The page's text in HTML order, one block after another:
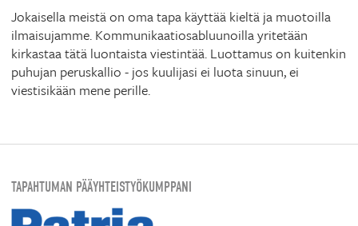
Jokaisella meistä on oma tapa käyttää kieltä ja muotoilla
ilmaisujamme. Kommunikaatiosabluunoilla yritetään
kirkastaa tätä luontaista viestintää. Luottamus on kuitenkin
puhujan peruskallio - jos kuulijasi ei luota sinuun, ei
viestisikään mene perille.
TAPAHTUMAN PÄÄYHTEISTYÖKUMPPANI